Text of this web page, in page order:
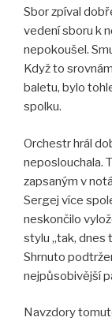
Sbor zpíval
vedení sboru k
nepokoušel.
Když to
baletu, bylo
spolku.
Orchestr hrál
neposlouchala.
zapsaným v
Sergej více
neskončilo
stylu „tak, dnes
Shrnuto
nejpůsobivější
Navzdory